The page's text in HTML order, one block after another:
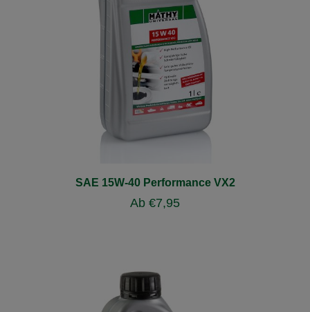
SAE 15W-40 Performance VX2
Ab €7,95